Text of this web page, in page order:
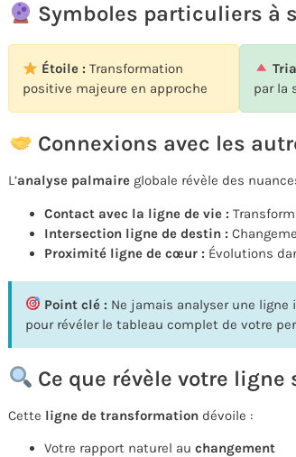
Symboles particuliers à
Étoile : Transformation
positive majeure en approche
par la
Connexions avec les
L’analyse palmaire globale révèle des
Contact avec la ligne de vie :
Intersection ligne de destin :
Proximité ligne de cœur : Évolutions
Point clé : Ne jamais analyser une ligne
pour révéler le tableau complet de votre
Ce que révèle votre
Cette ligne de transformation dévoile :
Votre rapport naturel au changement